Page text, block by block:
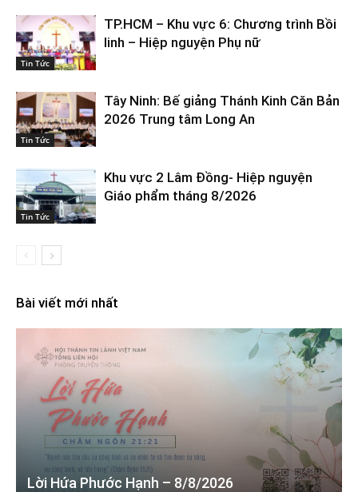
Tin Tức
TP.HCM – Khu vực 6: Chương trình Bồi
linh – Hiệp nguyện Phụ nữ
Tin Tức
Tây Ninh: Bế giảng Thánh Kinh Căn Bản
2026 Trung tâm Long An
Tin Tức
Khu vực 2 Lâm Đồng- Hiệp nguyện
Giáo phẩm tháng 8/2026
Bài viết mới nhất
Lời Hứa Phước Hạnh – 8/8/2026